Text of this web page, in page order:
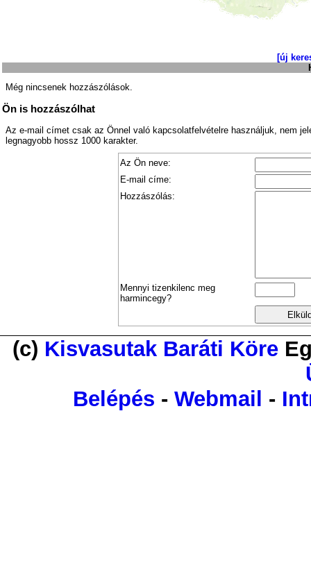
[új
Még nincsenek hozzászólások.
Ön is hozzászólhat
Az e-mail címet csak az Önnel való kapcsolatfelvételre használjuk, nem
legnagyobb hossz 1000 karakter.
Az Ön neve:
E-mail címe:
Hozzászólás:
Mennyi tizenkilenc meg
harmincegy?
(c) Kisvasutak Baráti Köre
Belépés - Webmail -